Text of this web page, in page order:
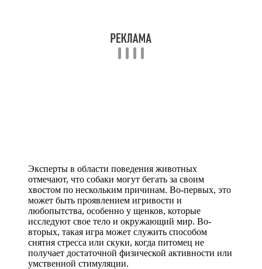
Эксперты в области поведения животных
отмечают, что собаки могут бегать за своим
хвостом по нескольким причинам. Во-первых, это
может быть проявлением игривости и
любопытства, особенно у щенков, которые
исследуют свое тело и окружающий мир. Во-
вторых, такая игра может служить способом
снятия стресса или скуки, когда питомец не
получает достаточной физической активности или
умственной стимуляции.